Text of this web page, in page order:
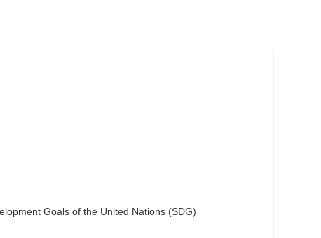
Goals of the United Nations (SDG)